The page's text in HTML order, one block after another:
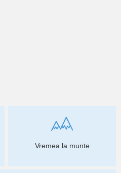
Vremea la munte